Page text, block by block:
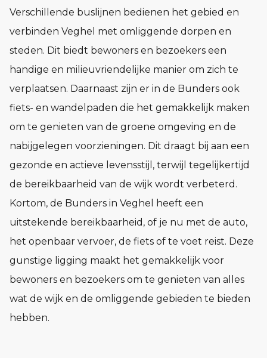
Verschillende buslijnen bedienen het gebied en
verbinden Veghel met omliggende dorpen en
steden. Dit biedt bewoners en bezoekers een
handige en milieuvriendelijke manier om zich te
verplaatsen. Daarnaast zijn er in de Bunders ook
fiets- en wandelpaden die het gemakkelijk maken
om te genieten van de groene omgeving en de
nabijgelegen voorzieningen. Dit draagt bij aan een
gezonde en actieve levensstijl, terwijl tegelijkertijd
de bereikbaarheid van de wijk wordt verbeterd.
Kortom, de Bunders in Veghel heeft een
uitstekende bereikbaarheid, of je nu met de auto,
het openbaar vervoer, de fiets of te voet reist. Deze
gunstige ligging maakt het gemakkelijk voor
bewoners en bezoekers om te genieten van alles
wat de wijk en de omliggende gebieden te bieden
hebben.